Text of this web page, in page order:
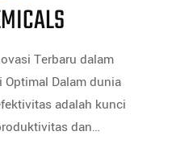
Terbaru dalam
Dalam dunia
adalah kunci
dan…